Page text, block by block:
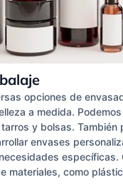
opciones de
a medida.
y bolsas. También
envases
específicas.
materiales, como